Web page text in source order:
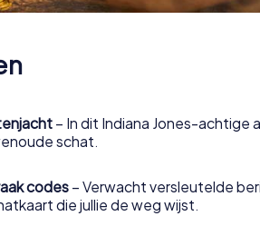
– In dit Indiana Jones-achtige
schat.
codes – Verwacht versleutelde
die jullie de weg wijst.